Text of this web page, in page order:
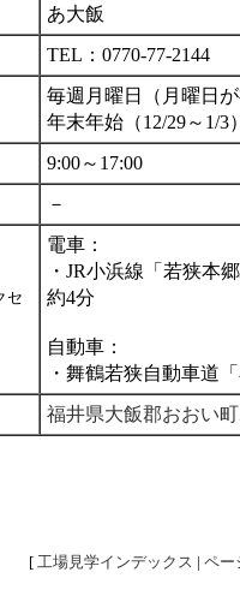
あ大飯
TEL：0770-77-2144
毎週月曜日（月曜日
年末年始（12/29～1/3
9:00～17:00
－
セ
電車：
・JR小浜線「若狭本
約4分
自動車：
・舞鶴若狭自動車道
福井県大飯郡おおい
[ 工場見学インデックス | ペー